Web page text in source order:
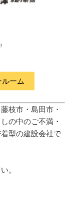
ルーム
枝市・島田市・
の中のご不満・
型の建設会社で
。